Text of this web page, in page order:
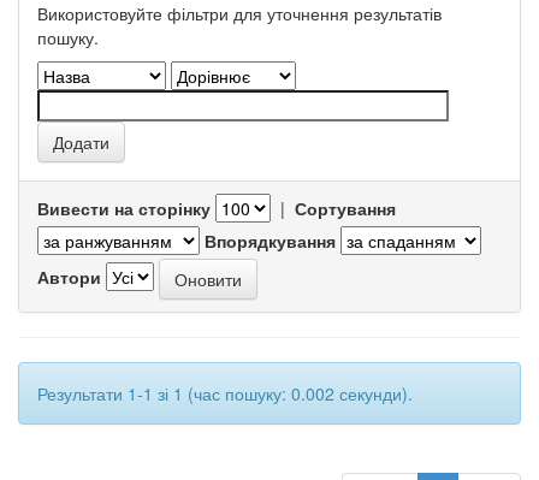
Використовуйте фільтри для уточнення результатів
пошуку.
Вивести на сторінку | Сортування
Впорядкування
Автори
Результати 1-1 зі 1 (час пошуку: 0.002 секунди).